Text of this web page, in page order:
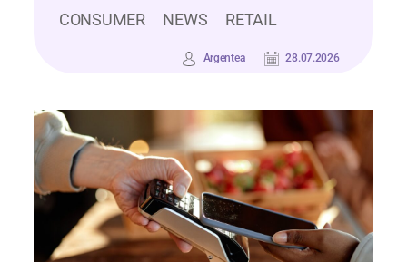
CONSUMER NEWS RETAIL
Argentea 28.07.2026